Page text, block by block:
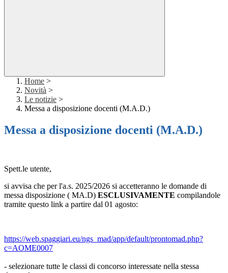
Home >
Novità >
Le notizie >
Messa a disposizione docenti (M.A.D.)
Messa a disposizione docenti (M.A.D.)
Spett.le utente,
si avvisa che per l'a.s. 2025/2026 si accetteranno le domande di
messa disposizione ( MA.D) ESCLUSIVAMENTE compilandole
tramite questo link a partire dal 01 agosto:
https://web.spaggiari.eu/ngs_ mad/app/default/prontomad.php?
c=AOME0007
- selezionare tutte le classi di concorso interessate nella stessa